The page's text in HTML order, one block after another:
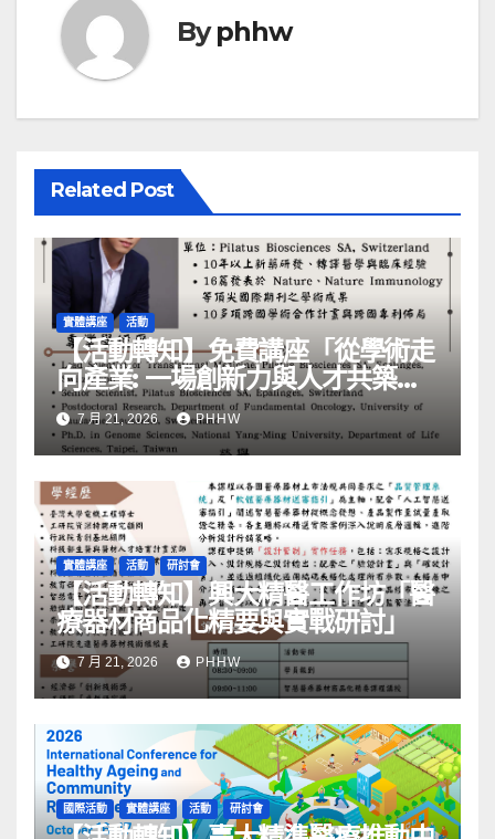
Byphhw
Related Post
實體講座 活動
【活動轉知】免費講座「從學術走
向產業: ⼀場創新力與⼈才共築的
旅程」
7 月 21, 2026 PHHW
實體講座 活動 研討會
【活動轉知】興大精醫工作坊「醫
療器材商品化精要與實戰研討」
7 月 21, 2026 PHHW
國際活動 實體講座 活動 研討會